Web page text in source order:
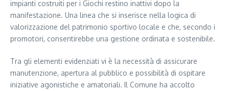
impianti costruiti per i Giochi restino inattivi dopo la
manifestazione. Una linea che si inserisce nella logica di
valorizzazione del patrimonio sportivo locale e che, secondo i
promotori, consentirebbe una gestione ordinata e sostenibile.
Tra gli elementi evidenziati vi è la necessità di assicurare
manutenzione, apertura al pubblico e possibilità di ospitare
iniziative agonistiche e amatoriali. Il Comune ha accolto